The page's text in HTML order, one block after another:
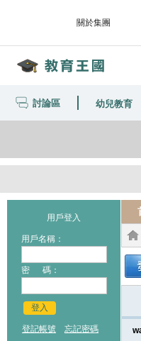
關於集團
討論區 幼兒教育
用戶登入
用戶名稱：
密 碼：
登入
登記帳號 忘記密碼